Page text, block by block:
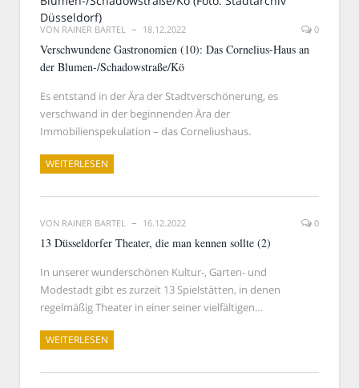
VON RAINER BARTEL 18.12.2022 0
Verschwundene Gastronomien (10): Das Cornelius-Haus an
der Blumen-/Schadowstraße/Kö
Es entstand in der Ära der Stadtverschönerung, es
verschwand in der beginnenden Ära der
Immobilienspekulation – das Corneliushaus.
WEITERLESEN
VON RAINER BARTEL 16.12.2022 0
13 Düsseldorfer Theater, die man kennen sollte (2)
In unserer wunderschönen Kultur-, Garten- und
Modestadt gibt es zurzeit 13 Spielstätten, in denen
regelmäßig Theater in einer seiner vielfältigen…
WEITERLESEN